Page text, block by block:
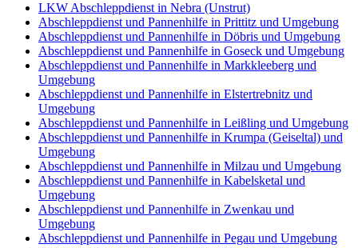
LKW Abschleppdienst in Nebra (Unstrut)
Abschleppdienst und Pannenhilfe in Prittitz und Umgebung
Abschleppdienst und Pannenhilfe in Döbris und Umgebung
Abschleppdienst und Pannenhilfe in Goseck und Umgebung
Abschleppdienst und Pannenhilfe in Markkleeberg und
Umgebung
Abschleppdienst und Pannenhilfe in Elstertrebnitz und
Umgebung
Abschleppdienst und Pannenhilfe in Leißling und Umgebung
Abschleppdienst und Pannenhilfe in Krumpa (Geiseltal) und
Umgebung
Abschleppdienst und Pannenhilfe in Milzau und Umgebung
Abschleppdienst und Pannenhilfe in Kabelsketal und
Umgebung
Abschleppdienst und Pannenhilfe in Zwenkau und
Umgebung
Abschleppdienst und Pannenhilfe in Pegau und Umgebung